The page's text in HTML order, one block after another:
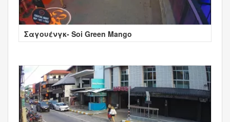
Σαγουένγκ- Soi Green Mango